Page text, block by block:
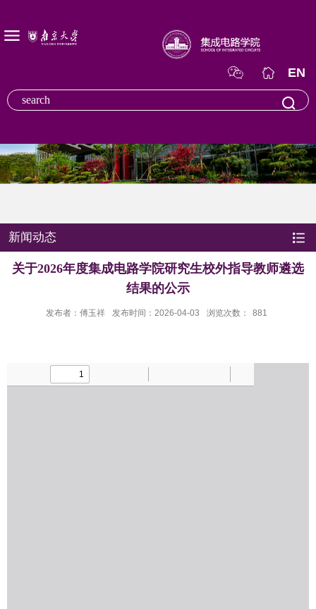
EN
新闻动态
关于2026年度集成电路学院研究生校外指导教师遴选
结果的公示
发布者：傅玉祥 发布时间：2026-04-03 浏览次数： 881